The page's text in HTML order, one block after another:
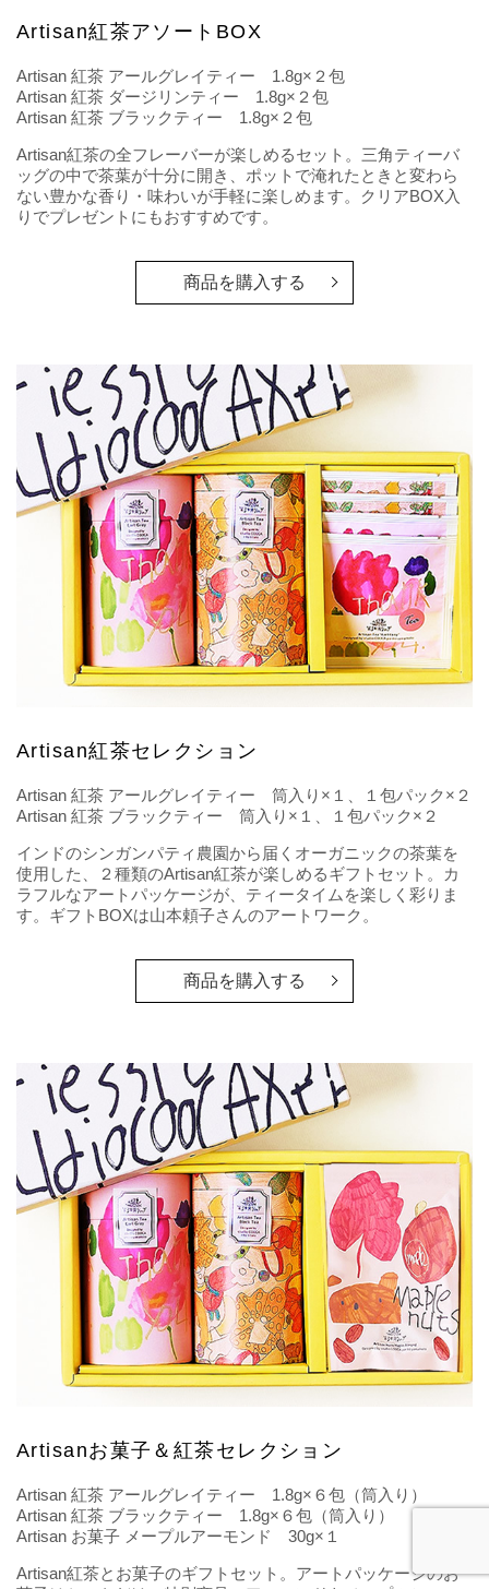
Artisan紅茶アソートBOX
Artisan 紅茶 アールグレイティー 1.8g×２包
Artisan 紅茶 ダージリンティー 1.8g×２包
Artisan 紅茶 ブラックティー 1.8g×２包
Artisan紅茶の全フレーバーが楽しめるセット。三角ティーバ
ッグの中で茶葉が十分に開き、ポットで淹れたときと変わら
ない豊かな香り・味わいが手軽に楽しめます。クリアBOX入
りでプレゼントにもおすすめです。
商品を購入する
Artisan紅茶セレクション
Artisan 紅茶 アールグレイティー 筒入り×１、１包パック×２
Artisan 紅茶 ブラックティー 筒入り×１、１包パック×２
インドのシンガンパティ農園から届くオーガニックの茶葉を
使用した、２種類のArtisan紅茶が楽しめるギフトセット。カ
ラフルなアートパッケージが、ティータイムを楽しく彩りま
す。ギフトBOXは山本頼子さんのアートワーク。
商品を購入する
Artisanお菓子＆紅茶セレクション
Artisan 紅茶 アールグレイティー 1.8g×６包（筒入り）
Artisan 紅茶 ブラックティー 1.8g×６包（筒入り）
Artisan お菓子 メープルアーモンド 30g×１
Artisan紅茶とお菓子のギフトセット。アートパッケージのお